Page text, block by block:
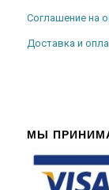
Соглашение на
Доставка и
МЫ